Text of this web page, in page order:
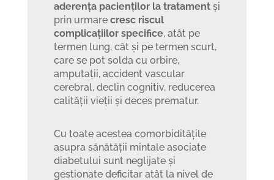
aderența pacienților la tratament și
prin urmare cresc riscul
complicațiilor specifice, atât pe
termen lung, cât și pe termen scurt,
care se pot solda cu orbire,
amputații, accident vascular
cerebral, declin cognitiv, reducerea
calității vieții și deces prematur.
Cu toate acestea comorbiditățile
asupra sănătății mintale asociate
diabetului sunt neglijate și
gestionate deficitar atât la nivel de